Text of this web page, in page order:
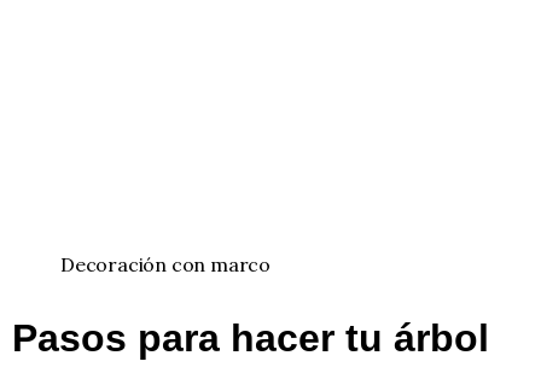
Decoración con marco
Pasos para hacer tu árbol